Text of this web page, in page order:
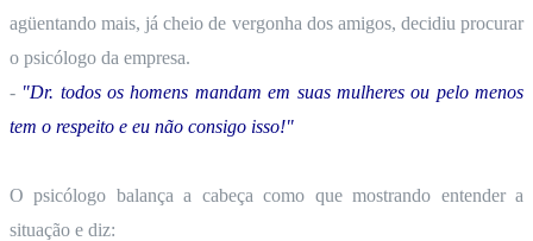
agüentando mais, já cheio de vergonha dos amigos, decidiu procurar
o psicólogo da empresa.
- "Dr. todos os homens mandam em suas mulheres ou pelo menos
tem o respeito e eu não consigo isso!"
O psicólogo balança a cabeça como que mostrando entender a
situação e diz: